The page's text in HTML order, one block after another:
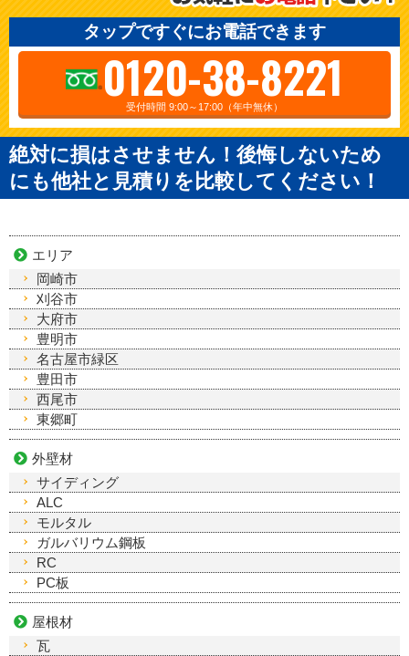
タップですぐにお電話できます
0120-38-8221
受付時間 9:00～17:00（年中無休）
絶対に損はさせません！後悔しないため
にも他社と見積りを比較してください！
エリア
岡崎市
刈谷市
大府市
豊明市
名古屋市緑区
豊田市
西尾市
東郷町
外壁材
サイディング
ALC
モルタル
ガルバリウム鋼板
RC
PC板
屋根材
瓦